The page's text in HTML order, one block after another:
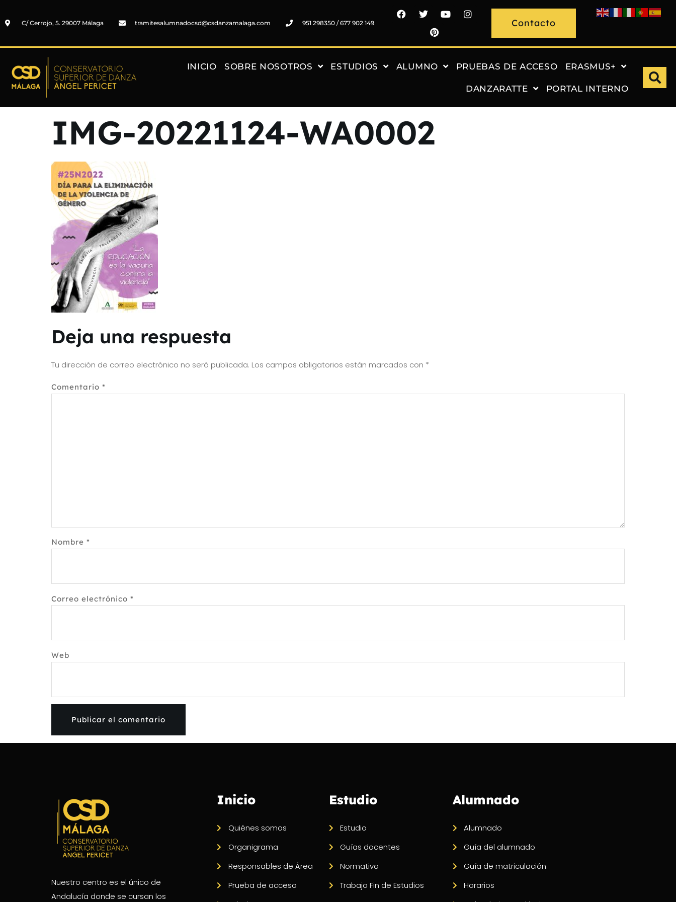
C/ Cerrojo, 5. 29007 Málaga tramitesalumnadocsd@csdanzamalaga.com 951 298350 / 677 902 149 Contacto
INICIO SOBRE NOSOTROS ESTUDIOS ALUMNO PRUEBAS DE ACCESO ERASMUS+
DANZARATTE PORTAL INTERNO
IMG-20221124-WA0002
Deja una respuesta
Tu dirección de correo electrónico no será publicada. Los campos obligatorios están marcados con *
Comentario *
Nombre *
Correo electrónico *
Web
Nuestro centro es el único de
Andalucía donde se cursan los
Inicio
Quiénes somos
Organigrama
Responsables de Área
Prueba de acceso
Estudio
Estudio
Guías docentes
Normativa
Trabajo Fin de Estudios
Alumnado
Alumnado
Guía del alumnado
Guía de matriculación
Horarios